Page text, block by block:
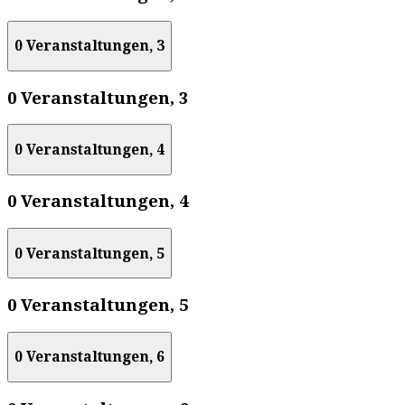
0 Veranstaltungen, 3
0 Veranstaltungen, 3
0 Veranstaltungen, 4
0 Veranstaltungen, 4
0 Veranstaltungen, 5
0 Veranstaltungen, 5
0 Veranstaltungen, 6